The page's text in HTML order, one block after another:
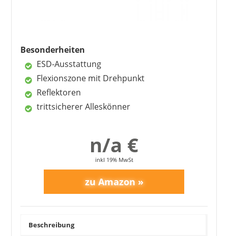
Besonderheiten
ESD-Ausstattung
Flexionszone mit Drehpunkt
Reflektoren
trittsicherer Alleskönner
n/a €
inkl 19% MwSt
Beschreibung